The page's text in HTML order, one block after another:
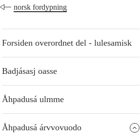
norsk fordypning
Forsiden overordnet del - lulesamisk
Badjásasj oasse
Åhpadusá ulmme
Åhpadusá árvvovuodo